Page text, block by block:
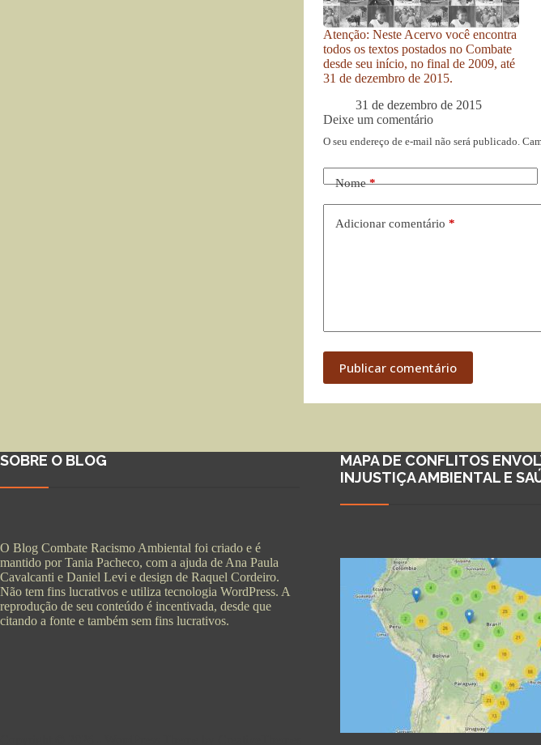
Atenção: Neste Acervo você encontra
todos os textos postados no Combate
desde seu início, no final de 2009, até
31 de dezembro de 2015.
31 de dezembro de 2015
Deixe um comentário
O seu endereço de e-mail não será publicado.
Nome*
Adicionar comentário *
Publicar comentário
SOBRE O BLOG
O Blog Combate Racismo Ambiental foi criado e é
mantido por Tania Pacheco, com a ajuda de Ana Paula
Cavalcanti e Daniel Levi e design de Raquel Cordeiro.
Não tem fins lucrativos e utiliza tecnologia WordPress. A
reprodução de seu conteúdo é incentivada, desde que
citando a fonte e também sem fins lucrativos.
MAPA DE CONFLITOS
INJUSTIÇA AMBIENTAL E